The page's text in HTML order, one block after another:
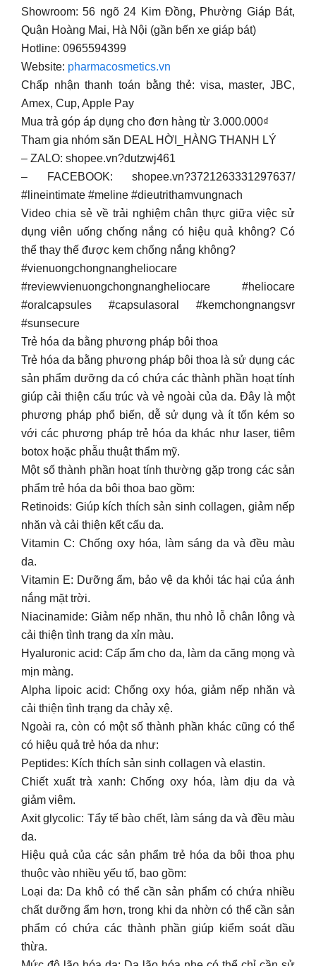
Showroom: 56 ngõ 24 Kim Đồng, Phường Giáp Bát,
Quận Hoàng Mai, Hà Nội (gần bến xe giáp bát)
Hotline: 0965594399
Website: pharmacosmetics.vn
Chấp nhận thanh toán bằng thẻ: visa, master, JBC,
Amex, Cup, Apple Pay
Mua trả góp áp dụng cho đơn hàng từ 3.000.000₫
Tham gia nhóm săn DEAL HỜI_HÀNG THANH LÝ
– ZALO: shopee.vn?dutzwj461
– FACEBOOK: shopee.vn?3721263331297637/
#lineintimate #meline #dieutrithamvungnach
Video chia sẻ về trải nghiệm chân thực giữa việc sử
dụng viên uống chống nắng có hiệu quả không? Có
thể thay thế được kem chống nắng không?
#vienuongchongnangheliocare
#reviewvienuongchongnangheliocare #heliocare
#oralcapsules #capsulasoral #kemchongnangsvr
#sunsecure
Trẻ hóa da bằng phương pháp bôi thoa
Trẻ hóa da bằng phương pháp bôi thoa là sử dụng các
sản phẩm dưỡng da có chứa các thành phần hoạt tính
giúp cải thiện cấu trúc và vẻ ngoài của da. Đây là một
phương pháp phổ biến, dễ sử dụng và ít tốn kém so
với các phương pháp trẻ hóa da khác như laser, tiêm
botox hoặc phẫu thuật thẩm mỹ.
Một số thành phần hoạt tính thường gặp trong các sản
phẩm trẻ hóa da bôi thoa bao gồm:
Retinoids: Giúp kích thích sản sinh collagen, giảm nếp
nhăn và cải thiện kết cấu da.
Vitamin C: Chống oxy hóa, làm sáng da và đều màu
da.
Vitamin E: Dưỡng ẩm, bảo vệ da khỏi tác hại của ánh
nắng mặt trời.
Niacinamide: Giảm nếp nhăn, thu nhỏ lỗ chân lông và
cải thiện tình trạng da xỉn màu.
Hyaluronic acid: Cấp ẩm cho da, làm da căng mọng và
mịn màng.
Alpha lipoic acid: Chống oxy hóa, giảm nếp nhăn và
cải thiện tình trạng da chảy xệ.
Ngoài ra, còn có một số thành phần khác cũng có thể
có hiệu quả trẻ hóa da như:
Peptides: Kích thích sản sinh collagen và elastin.
Chiết xuất trà xanh: Chống oxy hóa, làm dịu da và
giảm viêm.
Axit glycolic: Tẩy tế bào chết, làm sáng da và đều màu
da.
Hiệu quả của các sản phẩm trẻ hóa da bôi thoa phụ
thuộc vào nhiều yếu tố, bao gồm:
Loại da: Da khô có thể cần sản phẩm có chứa nhiều
chất dưỡng ẩm hơn, trong khi da nhờn có thể cần sản
phẩm có chứa các thành phần giúp kiểm soát dầu
thừa.